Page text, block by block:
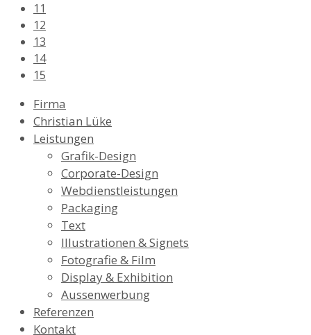
11
12
13
14
15
Firma
Christian Lüke
Leistungen
Grafik-Design
Corporate-Design
Webdienstleistungen
Packaging
Text
Illustrationen & Signets
Fotografie & Film
Display & Exhibition
Aussenwerbung
Referenzen
Kontakt